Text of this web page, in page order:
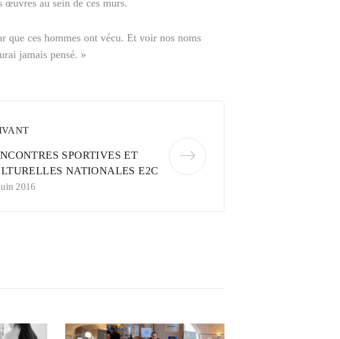
œuvres au sein de ces murs.
que ces hommes ont vécu. Et voir nos noms
jamais pensé. »
SPORTIVES ET
NATIONALES E2C
2016